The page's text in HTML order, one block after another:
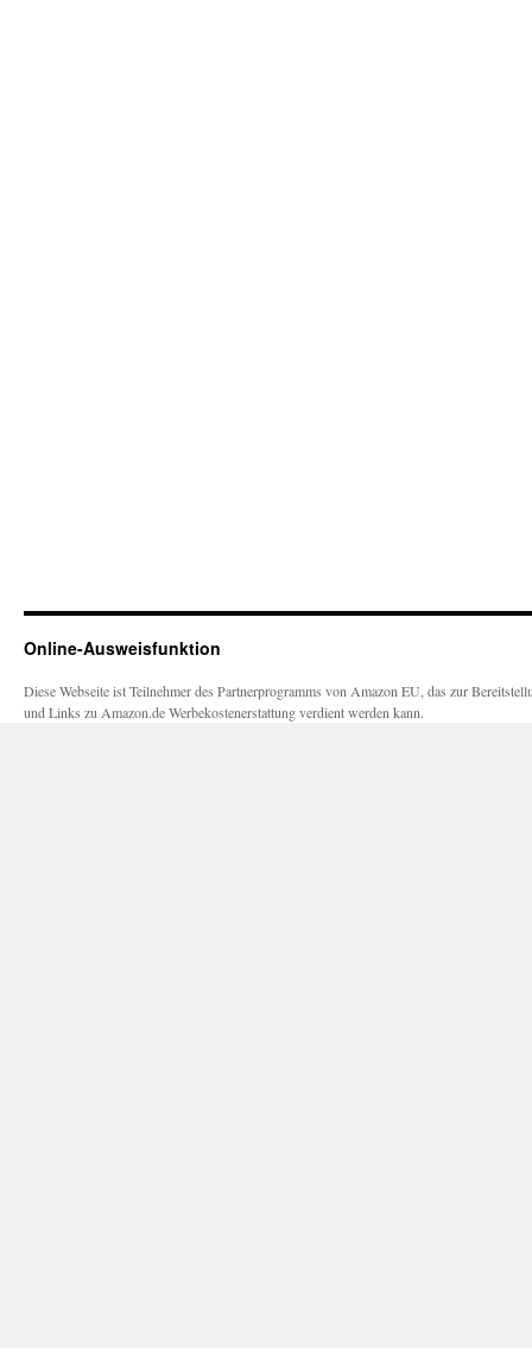
Online-Ausweisfunktion
Diese Webseite ist Teilnehmer des Partnerprogramms von Amazon EU, das zur
und Links zu Amazon.de Werbekostenerstattung verdient werden kann.